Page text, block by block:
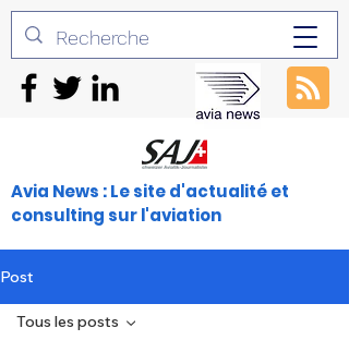
Avia News : Le site d'actualité et
consulting sur l'aviation
Post
Tous les posts